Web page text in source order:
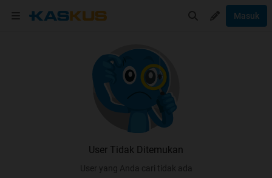
Masuk
User Tidak Ditemukan
User yang Anda cari tidak ada